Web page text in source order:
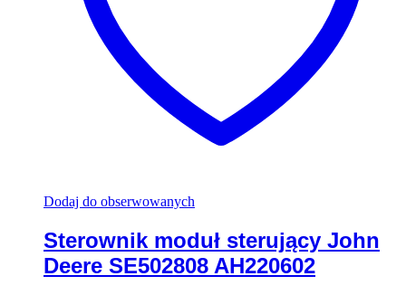
Dodaj do obserwowanych
Sterownik moduł sterujący John
Deere SE502808 AH220602